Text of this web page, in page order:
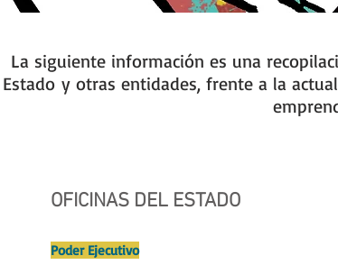
La siguiente información es una
Estado y otras entidades, frente a la
OFICINAS DEL ESTADO
Poder Ejecutivo